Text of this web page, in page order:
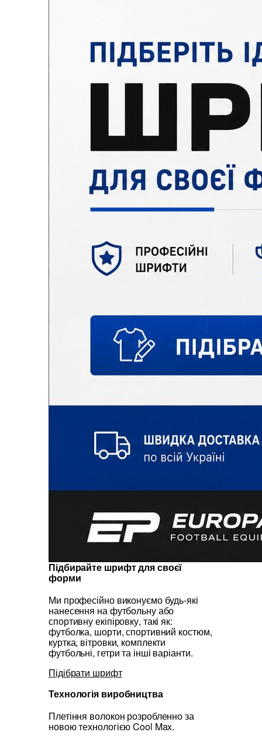
Підбирайте шрифт для своєї
форми
Ми професійно виконуємо будь-які
нанесення на футбольну або
спортивну екіпіровку, такі як:
футболка, шорти, спортивний костюм,
куртка, вітровки, комплекти
футбольні, гетри та інші варіанти.
Підібрати шрифт
Технологія виробництва
Плетіння волокон розробленно за
новою технологією Cool Max.